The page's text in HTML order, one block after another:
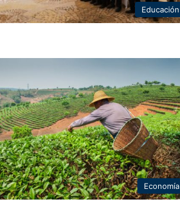
Educación
Economía